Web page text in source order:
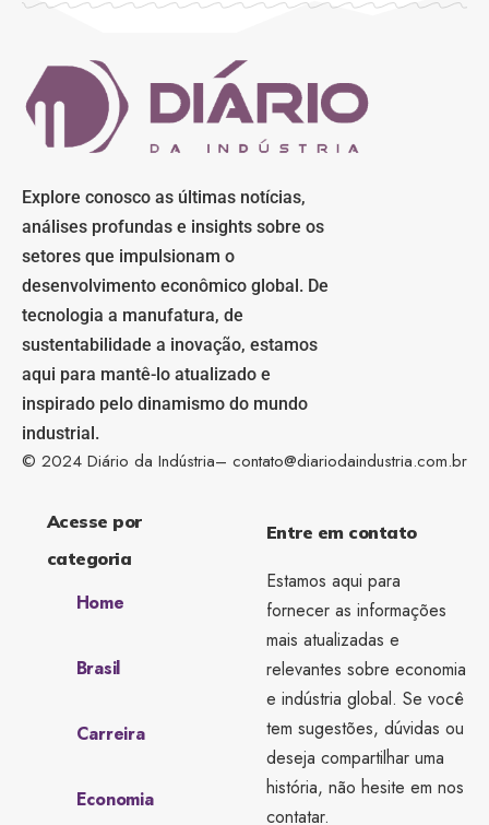
Explore conosco as últimas notícias,
análises profundas e insights sobre os
setores que impulsionam o
desenvolvimento econômico global. De
tecnologia a manufatura, de
sustentabilidade a inovação, estamos
aqui para mantê-lo atualizado e
inspirado pelo dinamismo do mundo
industrial.
© 2024 Diário da Indústria– contato@diariodaindustria.com.br
Acesse por
categoria
Home
Brasil
Carreira
Economia
Entre em contato
Estamos aqui para
fornecer as informações
mais atualizadas e
relevantes sobre economia
e indústria global. Se você
tem sugestões, dúvidas ou
deseja compartilhar uma
história, não hesite em nos
contatar.